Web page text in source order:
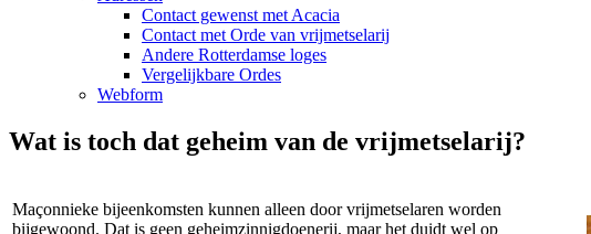
Contact gewenst met Acacia
Contact met Orde van vrijmetselarij
Andere Rotterdamse loges
Vergelijkbare Ordes
Webform
Wat is toch dat geheim van de vrijmetselarij?
Maçonnieke bijeenkomsten kunnen alleen door vrijmetselaren worden
bijgewoond. Dat is geen geheimzinnigdoenerij, maar het duidt wel op